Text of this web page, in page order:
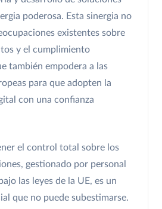
poderosa. Esta sinergia no
existentes sobre
y el cumplimiento
también empodera a las
para que adopten la
con una confianza
el control total sobre los
gestionado por personal
las leyes de la UE, es un
que no puede subestimarse.